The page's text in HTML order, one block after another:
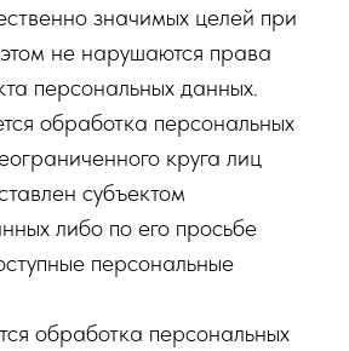
значимых целей при
не нарушаются права
персональных данных.
обработка персональных
круга лиц
субъектом
либо по его просьбе
персональные
обработка персональных